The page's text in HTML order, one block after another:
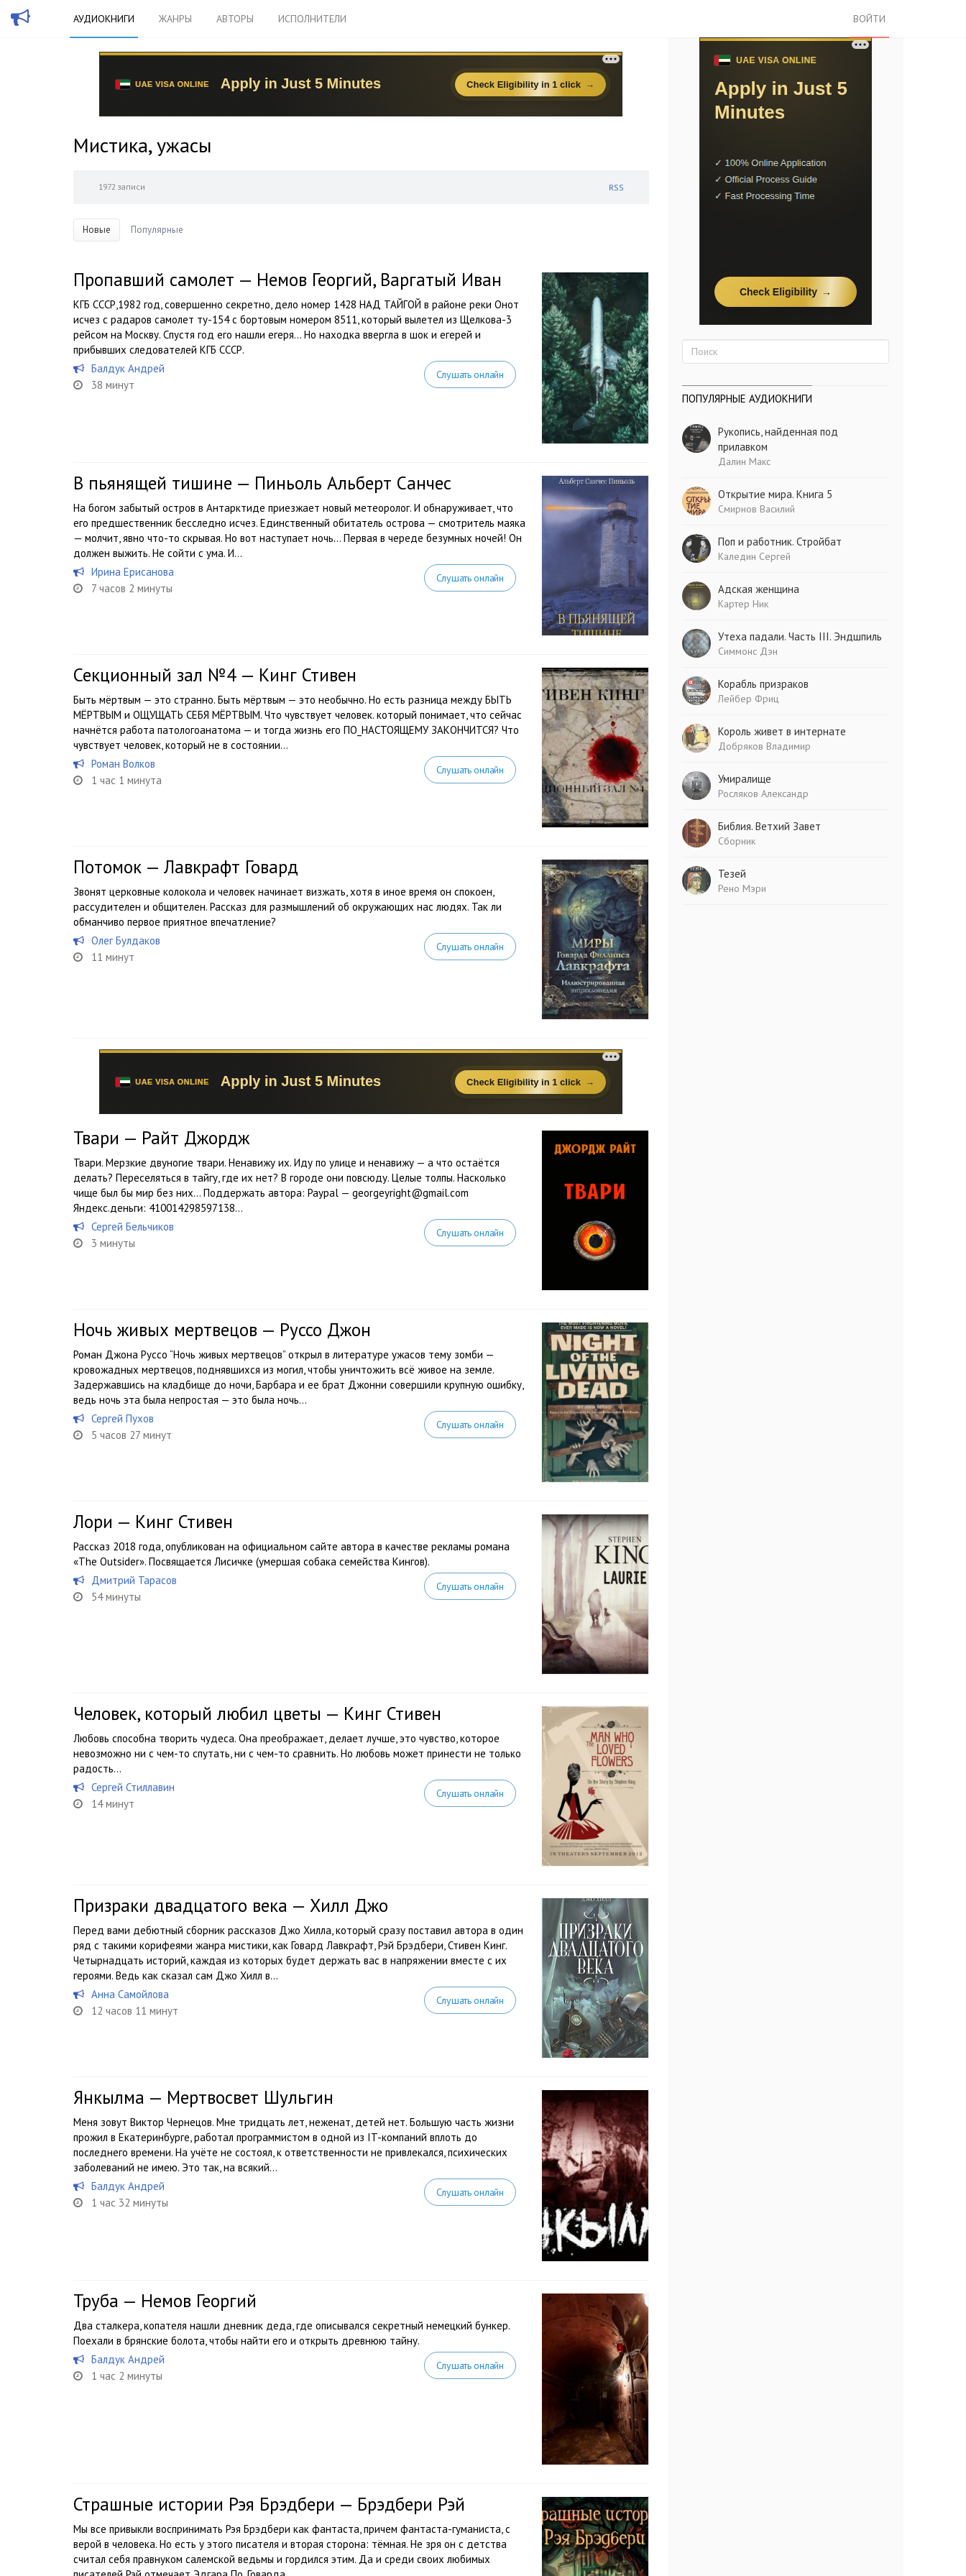
АУДИОКНИГИ ЖАНРЫ АВТОРЫ ИСПОЛНИТЕЛИ ВОЙТИ
Мистика, ужасы
1972 записи RSS
Новые Популярные
Пропавший самолет — Немов Георгий, Варгатый Иван
КГБ СССР,1982 год, совершенно секретно, дело номер 1428 НАД ТАЙГОЙ в районе реки Онот
исчез с радаров самолет ту-154 с бортовым номером 8511, который вылетел из Щелкова-3
рейсом на Москву. Спустя год его нашли егеря… Но находка ввергла в шок и егерей и
прибывших следователей КГБ СССР.
Балдук Андрей
38 минут
Слушать онлайн
В пьянящей тишине — Пиньоль Альберт Санчес
На богом забытый остров в Антарктиде приезжает новый метеоролог. И обнаруживает, что
его предшественник бесследно исчез. Единственный обитатель острова — смотритель маяка
— молчит, явно что-то скрывая. Но вот наступает ночь… Первая в череде безумных ночей! Он
должен выжить. Не сойти с ума. И...
Ирина Ерисанова
7 часов 2 минуты
Слушать онлайн
Секционный зал №4 — Кинг Стивен
Быть мёртвым — это странно. Быть мёртвым — это необычно. Но есть разница между БЫТЬ
МЁРТВЫМ и ОЩУЩАТЬ СЕБЯ МЁРТВЫМ. Что чувствует человек. который понимает, что сейчас
начнётся работа патологоанатома — и тогда жизнь его ПО_НАСТОЯЩЕМУ ЗАКОНЧИТСЯ? Что
чувствует человек, который не в состоянии...
Роман Волков
1 час 1 минута
Слушать онлайн
Потомок — Лавкрафт Говард
Звонят церковные колокола и человек начинает визжать, хотя в иное время он спокоен,
рассудителен и общителен. Рассказ для размышлений об окружающих нас людях. Так ли
обманчиво первое приятное впечатление?
Олег Булдаков
11 минут
Слушать онлайн
Твари — Райт Джордж
Твари. Мерзкие двуногие твари. Ненавижу их. Иду по улице и ненавижу — а что остаётся
делать? Переселяться в тайгу, где их нет? В городе они повсюду. Целые толпы. Насколько
чище был бы мир без них… Поддержать автора: Paypal — georgeyright@gmail.com
Яндекс.деньги: 410014298597138...
Сергей Бельчиков
3 минуты
Слушать онлайн
Ночь живых мертвецов — Руссо Джон
Роман Джона Руссо “Ночь живых мертвецов” открыл в литературе ужасов тему зомби —
кровожадных мертвецов, поднявшихся из могил, чтобы уничтожить всё живое на земле.
Задержавшись на кладбище до ночи, Барбара и ее брат Джонни совершили крупную ошибку,
ведь ночь эта была непростая — это была ночь...
Сергей Пухов
5 часов 27 минут
Слушать онлайн
Лори — Кинг Стивен
Рассказ 2018 года, опубликован на официальном сайте автора в качестве рекламы романа
«The Outsider». Посвящается Лисичке (умершая собака семейства Кингов).
Дмитрий Тарасов
54 минуты
Слушать онлайн
Человек, который любил цветы — Кинг Стивен
Любовь способна творить чудеса. Она преображает, делает лучше, это чувство, которое
невозможно ни с чем-то спутать, ни с чем-то сравнить. Но любовь может принести не только
радость…
Сергей Стиллавин
14 минут
Слушать онлайн
Призраки двадцатого века — Хилл Джо
Перед вами дебютный сборник рассказов Джо Хилла, который сразу поставил автора в один
ряд с такими корифеями жанра мистики, как Говард Лавкрафт, Рэй Брэдбери, Стивен Кинг.
Четырнадцать историй, каждая из которых будет держать вас в напряжении вместе с их
героями. Ведь как сказал сам Джо Хилл в...
Анна Самойлова
12 часов 11 минут
Слушать онлайн
Янкылма — Мертвосвет Шульгин
Меня зовут Виктор Чернецов. Мне тридцать лет, неженат, детей нет. Большую часть жизни
прожил в Екатеринбурге, работал программистом в одной из IT-компаний вплоть до
последнего времени. На учёте не состоял, к ответственности не привлекался, психических
заболеваний не имею. Это так, на всякий...
Балдук Андрей
1 час 32 минуты
Слушать онлайн
Труба — Немов Георгий
Два сталкера, копателя нашли дневник деда, где описывался секретный немецкий бункер.
Поехали в брянские болота, чтобы найти его и открыть древнюю тайну.
Балдук Андрей
1 час 2 минуты
Слушать онлайн
Страшные истории Рэя Брэдбери — Брэдбери Рэй
Мы все привыкли воспринимать Рэя Брэдбери как фантаста, причем фантаста-гуманиста, с
верой в человека. Но есть у этого писателя и вторая сторона: тёмная. Не зря он с детства
считал себя правнуком салемской ведьмы и гордился этим. Да и среди своих любимых
ПОПУЛЯРНЫЕ АУДИОКНИГИ
Рукопись, найденная под
прилавком
Далин Макс
Открытие мира. Книга 5
Смирнов Василий
Поп и работник. Стройбат
Каледин Сергей
Адская женщина
Картер Ник
Утеха падали. Часть III. Эндшпиль
Симмонс Дэн
Корабль призраков
Лейбер Фриц
Король живет в интернате
Добряков Владимир
Умиралище
Росляков Александр
Библия. Ветхий Завет
Сборник
Тезей
Рено Мэри